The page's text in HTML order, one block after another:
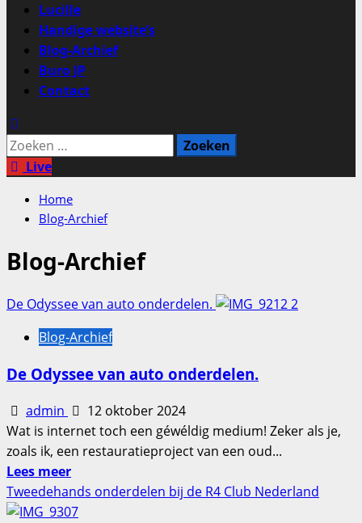
Lucille
Handige website’s
Blog-Archief
Buro JP
Contact
Zoeken
naar:Live
Home
Blog-Archief
Blog-Archief
De Odyssee van auto onderdelen.
Blog-Archief
De Odyssee van auto onderdelen.
admin
12 oktober 2024
Wat is internet toch een géwéldig medium! Zeker als je,
zoals ik, een restauratieproject van een oud...
Lees meerLees
meer
over
Tweedehands onderdelen bij de R4 Club Nederland